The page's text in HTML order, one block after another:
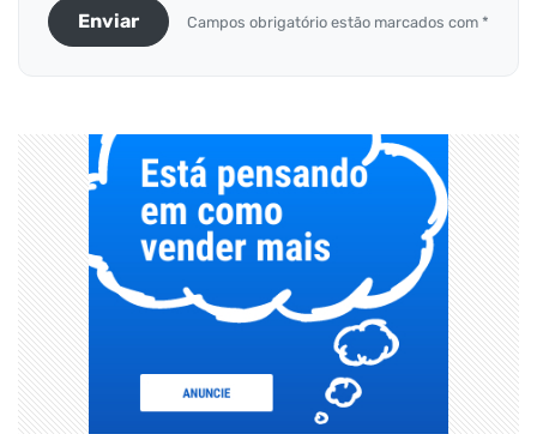
Enviar Campos obrigatório estão marcados com *